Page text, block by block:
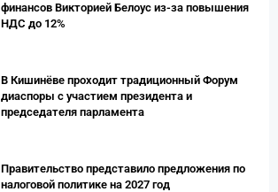
финансов Викторией Белоус из-за повышения
НДС до 12%
В Кишинёве проходит традиционный Форум
диаспоры с участием президента и
председателя парламента
Правительство представило предложения по
налоговой политике на 2027 год